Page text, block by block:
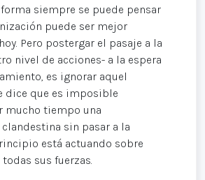
siempre se puede pensar
puede ser mejor
Pero postergar el pasaje a la
nivel de acciones- a la espera
es ignorar aquel
dice que es imposible
mucho tiempo una
sin pasar a la
está actuando sobre
sus fuerzas.